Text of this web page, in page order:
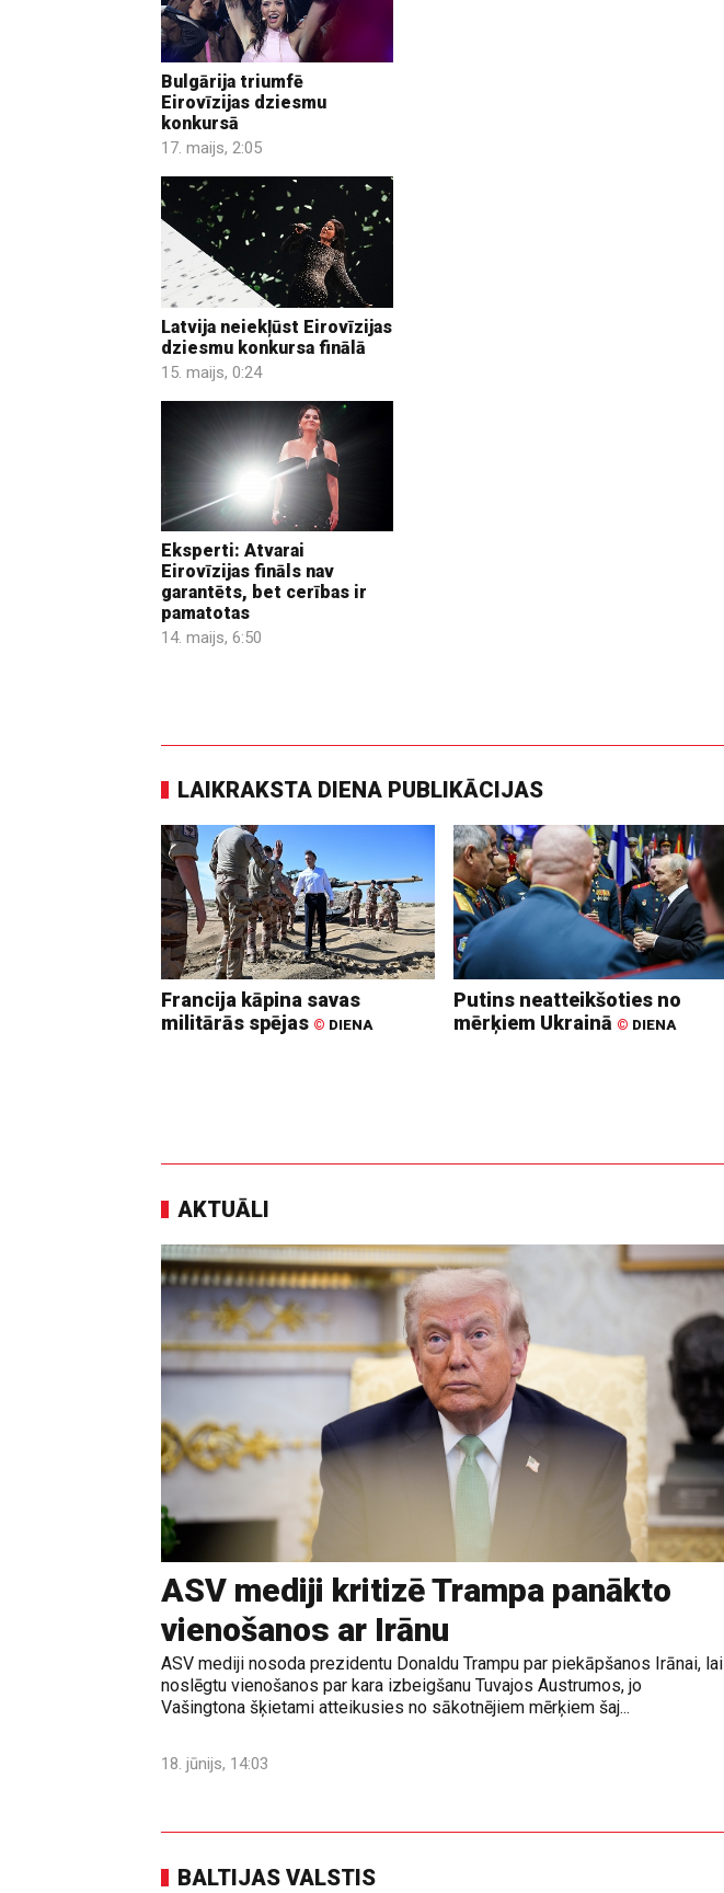
Bulgārija triumfē
Eirovīzijas dziesmu
konkursā
17. maijs, 2:05
Latvija neiekļūst Eirovīzijas
dziesmu konkursa finālā
15. maijs, 0:24
Eksperti: Atvarai
Eirovīzijas fināls nav
garantēts, bet cerības ir
pamatotas
14. maijs, 6:50
LAIKRAKSTA DIENA PUBLIKĀCIJAS
Francija kāpina savas
militārās spējas © DIENA
Putins neatteikšoties no
mērķiem Ukrainā © DIENA
AKTUĀLI
ASV mediji kritizē Trampa panākto
vienošanos ar Irānu
ASV mediji nosoda prezidentu Donaldu Trampu par piekāpšanos Irānai, lai
noslēgtu vienošanos par kara izbeigšanu Tuvajos Austrumos, jo
Vašingtona šķietami atteikusies no sākotnējiem mērķiem šaj...
18. jūnijs, 14:03
BALTIJAS VALSTIS